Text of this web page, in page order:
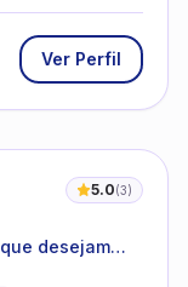
Ver Perfil
5.0(3)
desejam